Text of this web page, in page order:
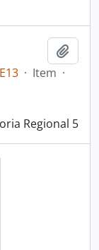
· Item ·
Regional 5